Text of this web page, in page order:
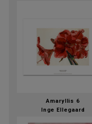
Amaryllis 6
Inge Ellegaard